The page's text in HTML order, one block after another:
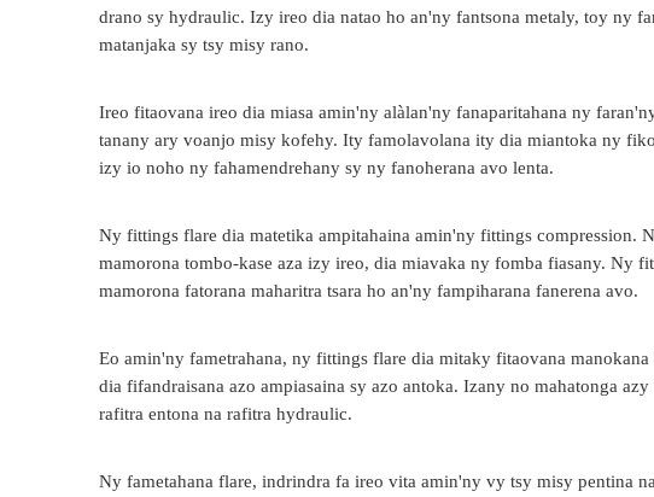
drano sy hydraulic. Izy ireo dia natao ho an'ny fantsona metaly, toy ny
matanjaka sy tsy misy rano.
Ireo fitaovana ireo dia miasa amin'ny alàlan'ny fanaparitahana ny
tanany ary voanjo misy kofehy. Ity famolavolana ity dia miantoka ny
izy io noho ny fahamendrehany sy ny fanoherana avo lenta.
Ny fittings flare dia matetika ampitahaina amin'ny fittings compression.
mamorona tombo-kase aza izy ireo, dia miavaka ny fomba fiasany. Ny
mamorona fatorana maharitra tsara ho an'ny fampiharana fanerena avo.
Eo amin'ny fametrahana, ny fittings flare dia mitaky fitaovana
dia fifandraisana azo ampiasaina sy azo antoka. Izany no mahatonga
rafitra entona na rafitra hydraulic.
Ny fametahana flare, indrindra fa ireo vita amin'ny vy tsy misy pentina